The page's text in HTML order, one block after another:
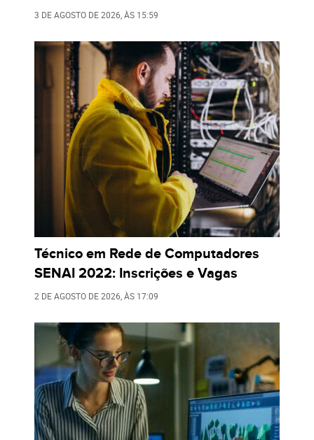
3 DE AGOSTO DE 2026 , ÀS 15:59
Técnico em Rede de Computadores
SENAI 2022: Inscrições e Vagas
2 DE AGOSTO DE 2026 , ÀS 17:09